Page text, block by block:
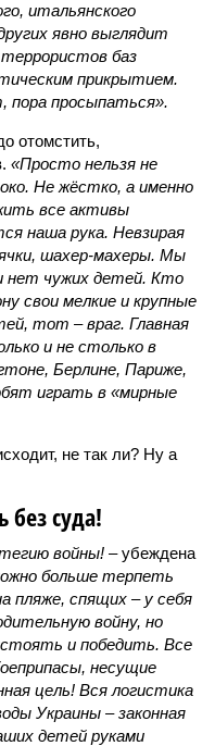
итальянского
явно выглядит
баз
прикрытием.
пора просыпаться».
отомстить,
«Просто нельзя не
Не жёстко, а именно
все активы
наша рука. Невзирая
шахер-махеры. Мы
нет чужих детей. Кто
свои мелкие и крупные
тот – враг. Главная
и не столько в
Берлине, Париже,
играть в «мирные
не так ли? Ну а
без суда!
войны! – убеждена
больше терпеть
пляже, спящих – у себя
войну, но
и победить. Все
несущие
цель! Вся логистика
Украины – законная
детей руками